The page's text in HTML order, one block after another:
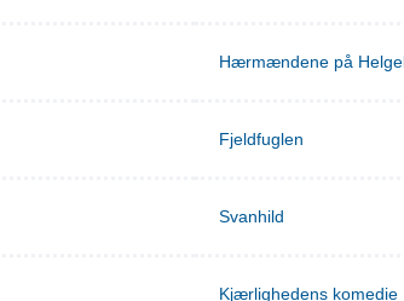
Hærmændene på
Fjeldfuglen
Svanhild
Kjærlighedens komedie